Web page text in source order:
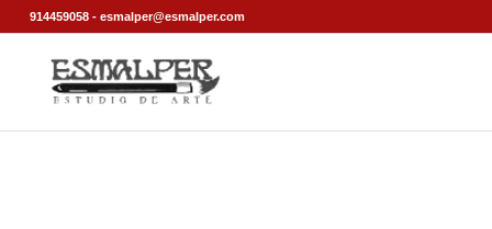
914459058 - esmalper@esmalper.com